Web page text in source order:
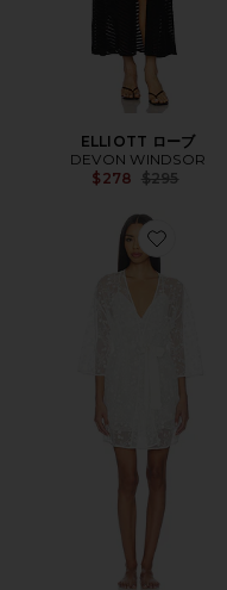
ELLIOTT ローブ
DEVON WINDSOR
$278 Previous
$295
Favorite